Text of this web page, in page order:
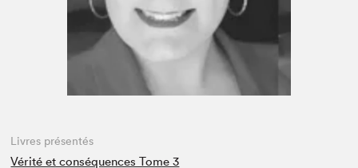
Livres présentés
Vérité et conséquences Tome 3